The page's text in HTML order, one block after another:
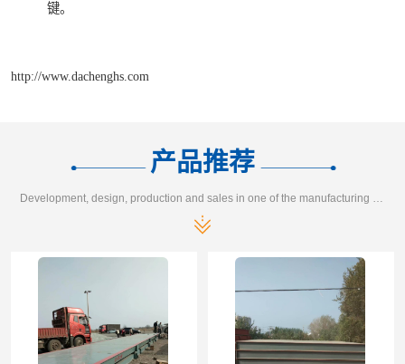
键。
http://www.dachenghs.com
产品推荐